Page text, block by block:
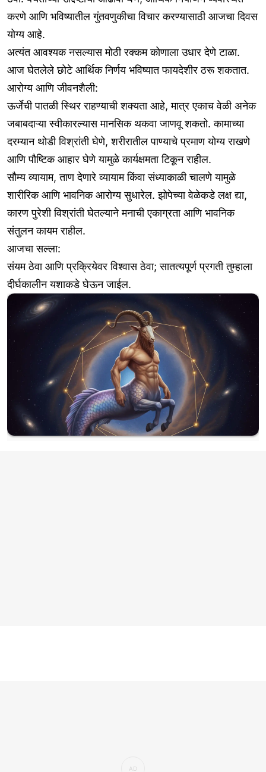
करणे आणि भविष्यातील गुंतवणुकीचा विचार करण्यासाठी आजचा दिवस
योग्य आहे.
अत्यंत आवश्यक नसल्यास मोठी रक्कम कोणाला उधार देणे टाळा.
आज घेतलेले छोटे आर्थिक निर्णय भविष्यात फायदेशीर ठरू शकतात.
आरोग्य आणि जीवनशैली:
ऊर्जेची पातळी स्थिर राहण्याची शक्यता आहे, मात्र एकाच वेळी अनेक
जबाबदाऱ्या स्वीकारल्यास मानसिक थकवा जाणवू शकतो. कामाच्या
दरम्यान थोडी विश्रांती घेणे, शरीरातील पाण्याचे प्रमाण योग्य राखणे
आणि पौष्टिक आहार घेणे यामुळे कार्यक्षमता टिकून राहील.
सौम्य व्यायाम, ताण देणारे व्यायाम किंवा संध्याकाळी चालणे यामुळे
शारीरिक आणि भावनिक आरोग्य सुधारेल. झोपेच्या वेळेकडे लक्ष द्या,
कारण पुरेशी विश्रांती घेतल्याने मनाची एकाग्रता आणि भावनिक
संतुलन कायम राहील.
आजचा सल्ला:
संयम ठेवा आणि प्रक्रियेवर विश्वास ठेवा; सातत्यपूर्ण प्रगती तुम्हाला
दीर्घकालीन यशाकडे घेऊन जाईल.